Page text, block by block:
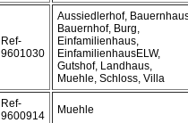
Ref-
9601030
Aussiedlerhof,
Bauernhof, Burg,
Einfamilienhaus,
EinfamilienhausELW,
Gutshof, Landhaus,
Muehle, Schloss, Villa
Ref-
9600914
Muehle